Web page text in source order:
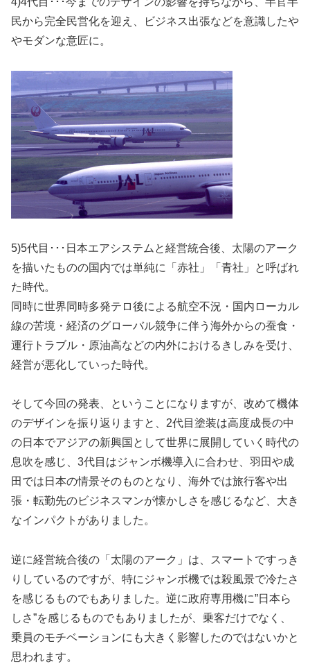
民から完全民営化を迎え、ビジネス出張などを意識したや
やモダンな意匠に。
5)5代目･･･日本エアシステムと経営統合後、太陽のアーク
を描いたものの国内では単純に「赤社」「青社」と呼ばれ
た時代。
同時に世界同時多発テロ後による航空不況・国内ローカル
線の苦境・経済のグローバル競争に伴う海外からの蚕食・
運行トラブル・原油高などの内外におけるきしみを受け、
経営が悪化していった時代。
そして今回の発表、ということになりますが、改めて機体
のデザインを振り返りますと、2代目塗装は高度成長の中
の日本でアジアの新興国として世界に展開していく時代の
息吹を感じ、3代目はジャンボ機導入に合わせ、羽田や成
田では日本の情景そのものとなり、海外では旅行客や出
張・転勤先のビジネスマンが懐かしさを感じるなど、大き
なインパクトがありました。
逆に経営統合後の「太陽のアーク」は、スマートですっき
りしているのですが、特にジャンボ機では殺風景で冷たさ
を感じるものでもありました。逆に政府専用機に”日本ら
しさ”を感じるものでもありましたが、乗客だけでなく、
乗員のモチベーションにも大きく影響したのではないかと
思われます。